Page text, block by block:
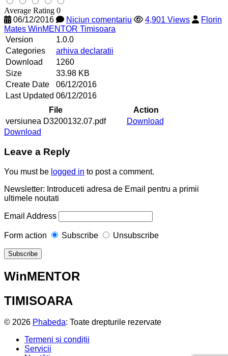
Average Rating 0
06/12/2016
Niciun comentariu 4,901 Views
Florin
Mates WinMENTOR Timisoara
Version
1.0.0
Categories
arhiva declaratii
Download
1260
Size
33.98 KB
Create Date
06/12/2016
Last Updated 06/12/2016
File
Action
versiunea D3200132.07.pdf
Download
Download
Leave a Reply
You must be logged in to post a comment.
Newsletter: Introduceti adresa de Email pentru a primii
ultimele noutati
Email Address
Form action Subscribe Unsubscribe
WinMENTOR
TIMISOARA
© 2026 Phabeda: Toate drepturile rezervate
Termeni și condiții
Servicii